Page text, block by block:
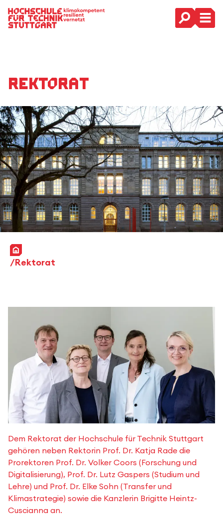
Hauptnavigation
Rekto­rat
Startseite
Rektorat
Dem Rektorat der Hochschule für Technik Stuttgart
gehören neben Rektorin Prof. Dr. Katja Rade die
Prorektoren Prof. Dr. Volker Coors (Forschung und
Digitalisierung), Prof. Dr. Lutz Gaspers (Studium und
Lehre) und Prof. Dr. Elke Sohn (Transfer und
Klimastrategie) sowie die Kanzlerin Brigitte Heintz-
Cuscianna an.